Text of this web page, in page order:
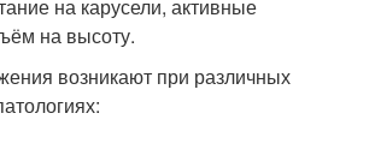
на карусели, активные
на высоту.
возникают при различных